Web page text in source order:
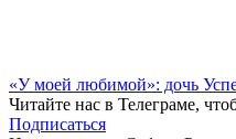
«У моей любимой»: дочь
Читайте нас в Телеграме,
Подписаться